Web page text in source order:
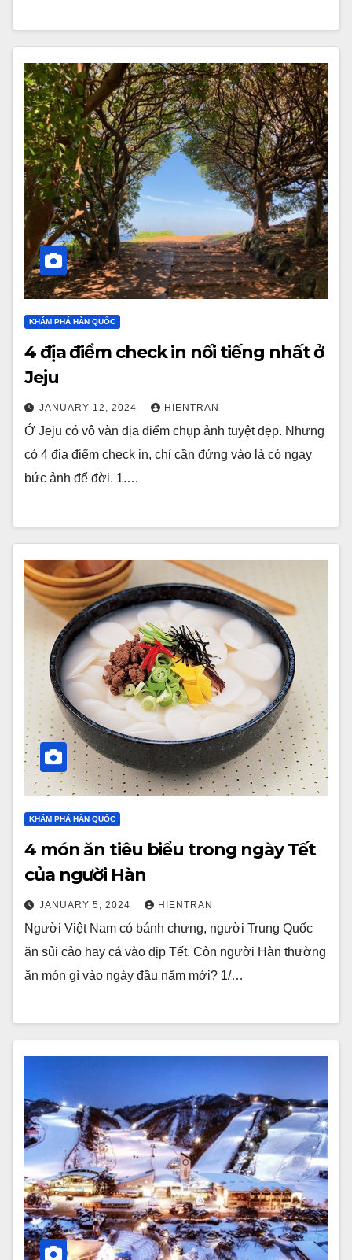
KHÁM PHÁ HÀN QUỐC
4 địa điểm check in nối tiếng nhất ở
Jeju
JANUARY 12, 2024 HIENTRAN
Ở Jeju có vô vàn địa điểm chụp ảnh tuyệt đẹp. Nhưng
có 4 địa điểm check in, chỉ cần đứng vào là có ngay
bức ảnh để đời. 1.…
KHÁM PHÁ HÀN QUỐC
4 món ăn tiêu biểu trong ngày Tết
của người Hàn
JANUARY 5, 2024 HIENTRAN
Người Việt Nam có bánh chưng, người Trung Quốc
ăn sủi cảo hay cá vào dịp Tết. Còn người Hàn thường
ăn món gì vào ngày đầu năm mới? 1/…